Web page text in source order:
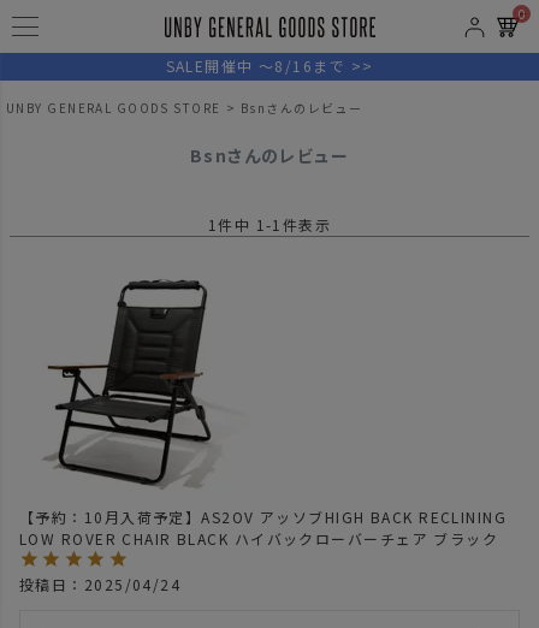
0
SALE開催中 ～8/16まで >>
UNBY GENERAL GOODS STORE Bsnさんのレビュー
Bsnさんのレビュー
1件中 1 -1 件表示
【予約：10月入荷予定】AS2OV アッソブHIGH BACK RECLINING
LOW ROVER CHAIR BLACK ハイバックローバーチェア ブラック
投稿日 2025/04/24